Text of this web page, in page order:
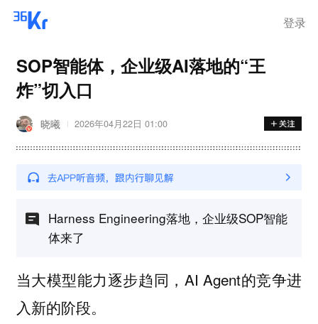
登录
SOP智能体，企业级AI落地的“王
炸”切入口
晓曦 2026年04月22日 01:00
Harness Engineering落地，企业级SOP智能
体来了
当大模型能力逐步趋同，AI Agent的竞争进
入新的阶段。